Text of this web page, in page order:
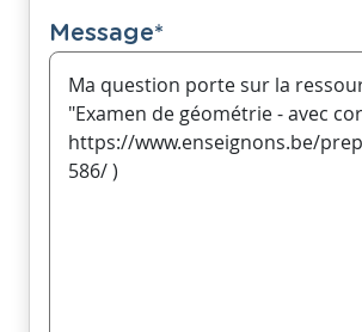
Message*